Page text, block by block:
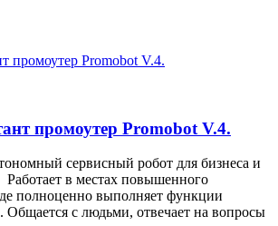
промоутер Promobot V.4.
сервисный робот для бизнеса и
в местах повышенного
полноценно выполняет функции
Общается с людьми, отвечает на вопросы